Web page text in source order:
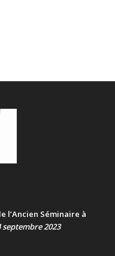
l’Ancien Séminaire à
2023